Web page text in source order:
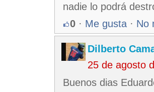
nadie lo podrá
0 · Me gusta · No
Dilberto
25 de agosto
Buenos dias